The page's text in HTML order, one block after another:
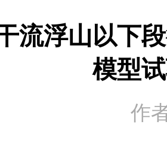
流浮山以下
模型
作